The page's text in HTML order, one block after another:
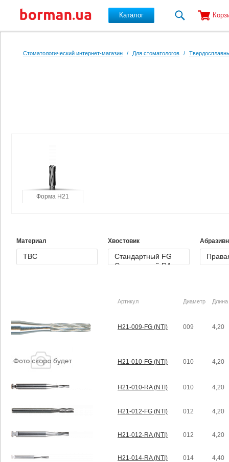
Каталог
Стоматологический интернет-магазин / Для стоматологов /
Форма H21
Материал Хвостовик
Артикул Диаметр Длина
H21-009-FG (NTI) 009 4,20
H21-010-FG (NTI) 010 4,20
H21-010-RA (NTI) 010 4,20
H21-012-FG (NTI) 012 4,20
H21-012-RA (NTI) 012 4,20
H21-014-RA (NTI) 014 4,40